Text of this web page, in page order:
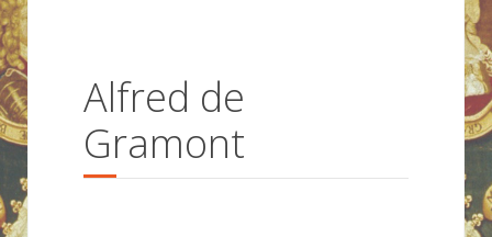
Alfred de
Gramont